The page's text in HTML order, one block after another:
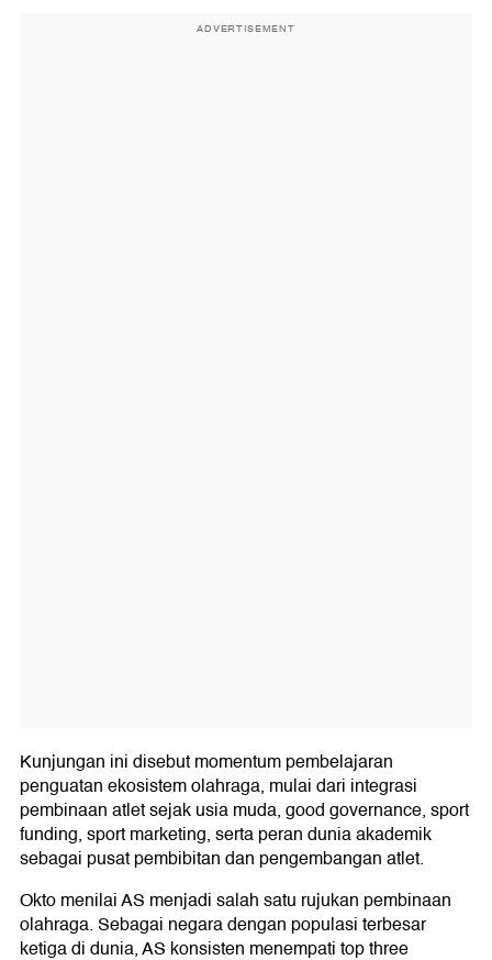
ADVERTISEMENT
Kunjungan ini disebut momentum pembelajaran
penguatan ekosistem olahraga, mulai dari integrasi
pembinaan atlet sejak usia muda, good governance, sport
funding, sport marketing, serta peran dunia akademik
sebagai pusat pembibitan dan pengembangan atlet.
Okto menilai AS menjadi salah satu rujukan pembinaan
olahraga. Sebagai negara dengan populasi terbesar
ketiga di dunia, AS konsisten menempati top three